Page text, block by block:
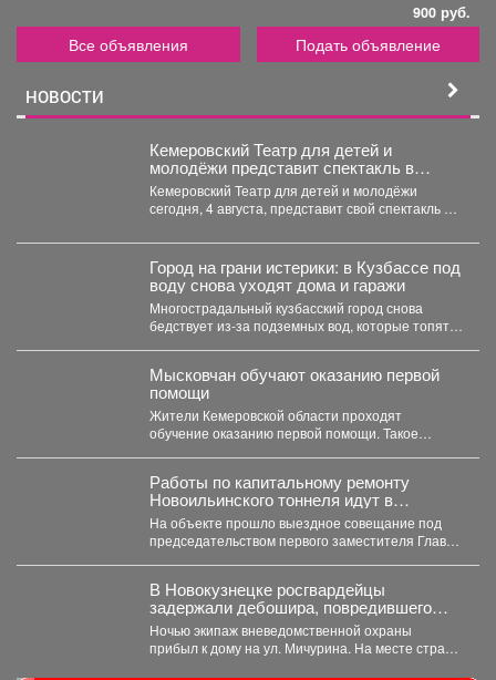
900 руб.
Все объявления Подать объявление
НОВОСТИ
Кемеровский Театр для детей и
молодёжи представит спектакль в
Москве
Кемеровский Театр для детей и молодёжи
сегодня, 4 августа, представит свой спектакль на
Город на грани истерики: в Кузбассе под
воду снова уходят дома и гаражи
Многострадальный кузбасский город снова
бедствует из-за подземных вод, которые топят
Мысковчан обучают оказанию первой
помощи
Жители Кемеровской области проходят
обучение оказанию первой помощи. Такое
Работы по капитальному ремонту
Новоильинского тоннеля идут в
соответствии с графиком
На объекте прошло выездное совещание под
председательством первого заместителя Главы
В Новокузнецке росгвардейцы
задержали дебошира, повредившего
окно и дверь квартиры сожительницы
Ночью экипаж вневедомственной охраны
прибыл к дому на ул. Мичурина. На месте стражи